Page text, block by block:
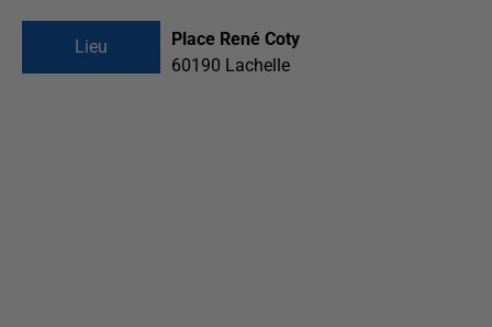
Lieu
Place René Coty
60190 Lachelle